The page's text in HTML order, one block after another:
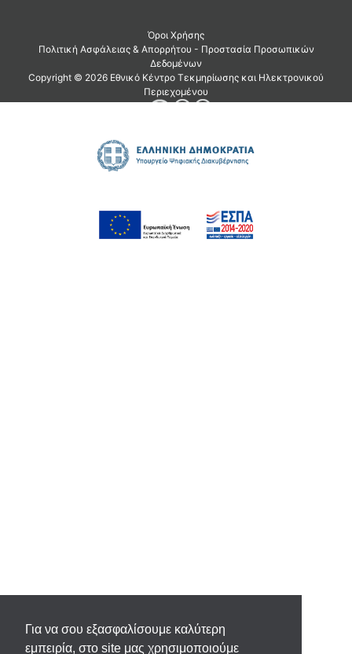
Για να σου εξασφαλίσουμε καλύτερη
εμπειρία, στο site μας χρησιμοποιούμε